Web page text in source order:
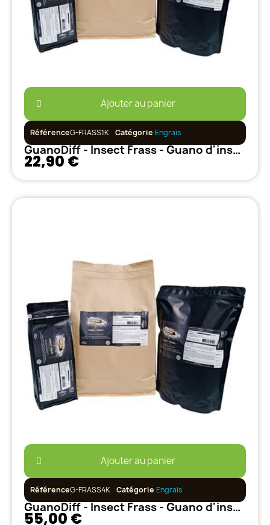
Ajouter au panier
RéférenceG-FRASS1K Catégorie Engrais
GuanoDiff - Insect Frass - Guano d'insectes - 1kg
22,90 €
Ajouter au panier
RéférenceG-FRASS4K Catégorie Engrais
GuanoDiff - Insect Frass - Guano d'insectes - 4kg
55,00 €